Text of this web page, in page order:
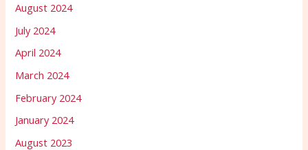
August 2024
July 2024
April 2024
March 2024
February 2024
January 2024
August 2023